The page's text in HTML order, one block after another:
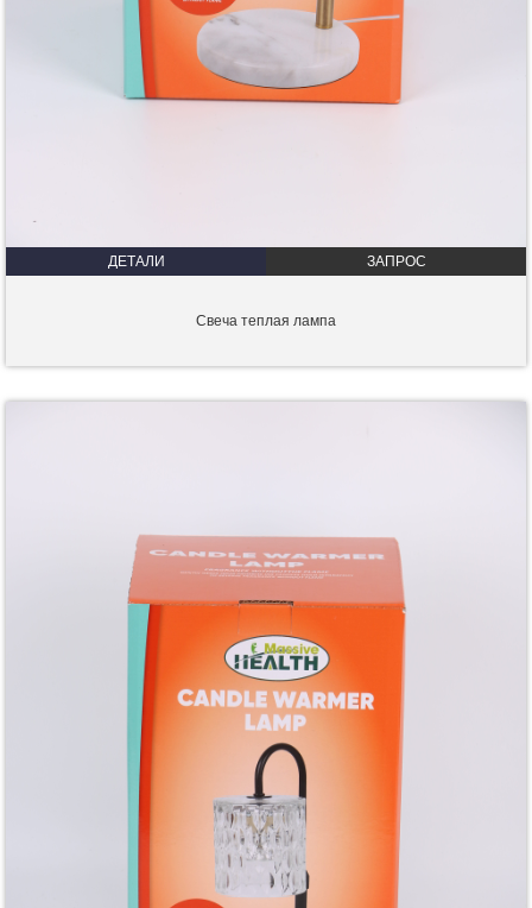
ДЕТАЛИ ЗАПРОС
Свеча теплая лампа